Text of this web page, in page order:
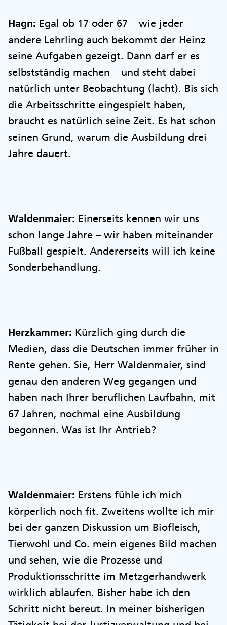
Hagn: Egal ob 17 oder 67 – wie jeder
andere Lehrling auch bekommt der Heinz
seine Aufgaben gezeigt. Dann darf er es
selbstständig machen – und steht dabei
natürlich unter Beobachtung (lacht). Bis sich
die Arbeitsschritte eingespielt haben,
braucht es natürlich seine Zeit. Es hat schon
seinen Grund, warum die Ausbildung drei
Jahre dauert.
Waldenmaier: Einerseits kennen wir uns
schon lange Jahre – wir haben miteinander
Fußball gespielt. Andererseits will ich keine
Sonderbehandlung.
Herzkammer: Kürzlich ging durch die
Medien, dass die Deutschen immer früher in
Rente gehen. Sie, Herr Waldenmaier, sind
genau den anderen Weg gegangen und
haben nach Ihrer beruflichen Laufbahn, mit
67 Jahren, nochmal eine Ausbildung
begonnen. Was ist Ihr Antrieb?
Waldenmaier: Erstens fühle ich mich
körperlich noch fit. Zweitens wollte ich mir
bei der ganzen Diskussion um Biofleisch,
Tierwohl und Co. mein eigenes Bild machen
und sehen, wie die Prozesse und
Produktionsschritte im Metzgerhandwerk
wirklich ablaufen. Bisher habe ich den
Schritt nicht bereut. In meiner bisherigen